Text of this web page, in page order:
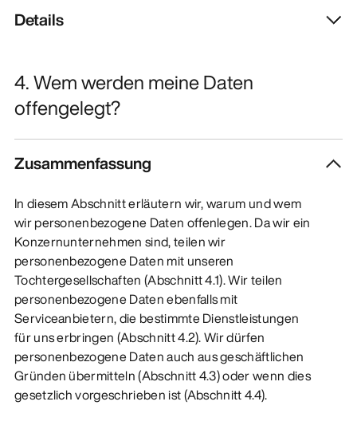
Details
4. Wem werden meine Daten
offengelegt?
Zusammenfassung
In diesem Abschnitt erläutern wir, warum und wem
wir personenbezogene Daten offenlegen. Da wir ein
Konzernunternehmen sind, teilen wir
personenbezogene Daten mit unseren
Tochtergesellschaften (Abschnitt 4.1). Wir teilen
personenbezogene Daten ebenfalls mit
Serviceanbietern, die bestimmte Dienstleistungen
für uns erbringen (Abschnitt 4.2). Wir dürfen
personenbezogene Daten auch aus geschäftlichen
Gründen übermitteln (Abschnitt 4.3) oder wenn dies
gesetzlich vorgeschrieben ist (Abschnitt 4.4).